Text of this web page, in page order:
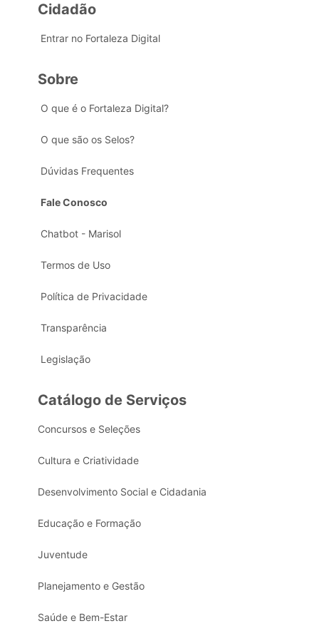
Cidadão
Entrar no Fortaleza Digital
Sobre
O que é o Fortaleza Digital?
O que são os Selos?
Dúvidas Frequentes
Fale Conosco
Chatbot - Marisol
Termos de Uso
Política de Privacidade
Transparência
Legislação
Catálogo de Serviços
Concursos e Seleções
Cultura e Criatividade
Desenvolvimento Social e Cidadania
Educação e Formação
Juventude
Planejamento e Gestão
Saúde e Bem-Estar